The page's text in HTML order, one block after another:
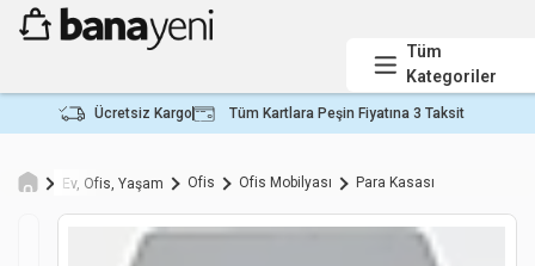
Tüm
Kategoriler
Ücretsiz Kargo Tüm Kartlara Peşin Fiyatına 3 Taksit
Ev, Ofis, Yaşam Ofis Ofis Mobilyası Para Kasası